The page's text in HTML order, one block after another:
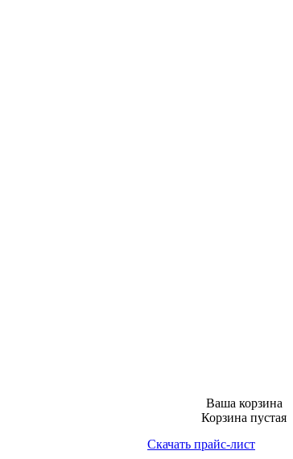
Ваша корзина
Корзина пустая
Скачать прайс-лист